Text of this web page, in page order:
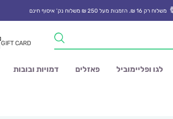
משלוח רק 16 ₪. הזמנות מעל 250 ₪ משלוח נק’ איסוף חינם
GIFT CARD
לגו ופליימוביל פאזלים דמויות ובובות